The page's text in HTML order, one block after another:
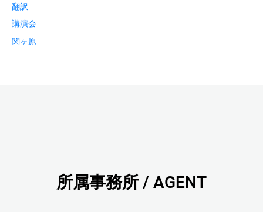
翻訳
講演会
関ヶ原
所属事務所 / AGENT